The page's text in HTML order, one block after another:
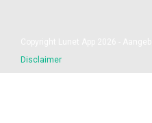
Disclaimer